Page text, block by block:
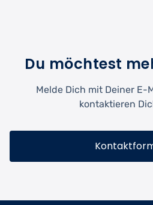
Du möchtest
Melde Dich mit Deiner E-
kontaktieren